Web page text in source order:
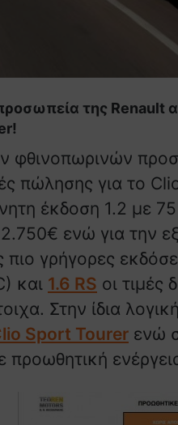
της Renault
φθινοπωρινών
πώλησης για το
έκδοση 1.2 με
ενώ για την
πιο γρήγορες
και 1.6 RS οι τιμές
Στην ίδια
Sport Tourer ενώ
προωθητική